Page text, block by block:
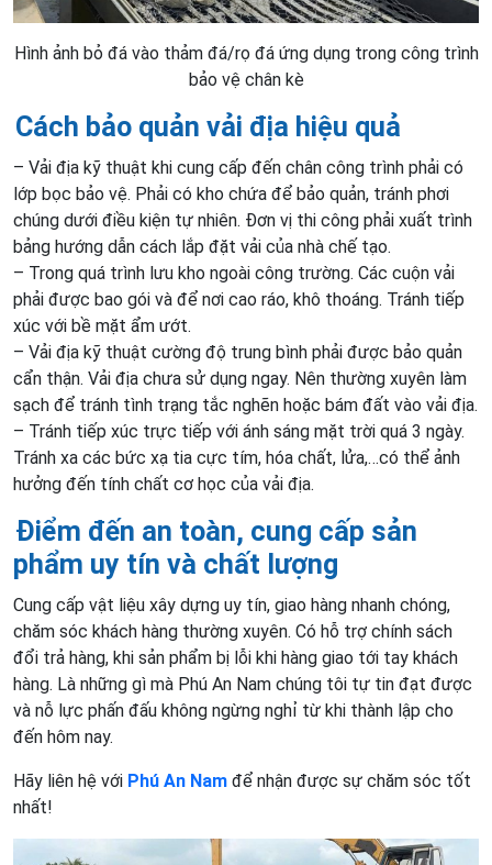
Hình ảnh bỏ đá vào thảm đá/rọ đá ứng dụng trong công trình
bảo vệ chân kè
Cách bảo quản vải địa hiệu quả
– Vải địa kỹ thuật khi cung cấp đến chân công trình phải có
lớp bọc bảo vệ. Phải có kho chứa để bảo quản, tránh phơi
chúng dưới điều kiện tự nhiên. Đơn vị thi công phải xuất trình
bảng hướng dẫn cách lắp đặt vải của nhà chế tạo.
– Trong quá trình lưu kho ngoài công trường. Các cuộn vải
phải được bao gói và để nơi cao ráo, khô thoáng. Tránh tiếp
xúc với bề mặt ẩm ướt.
– Vải địa kỹ thuật cường độ trung bình phải được bảo quản
cẩn thận. Vải địa chưa sử dụng ngay. Nên thường xuyên làm
sạch để tránh tình trạng tắc nghẽn hoặc bám đất vào vải địa.
– Tránh tiếp xúc trực tiếp với ánh sáng mặt trời quá 3 ngày.
Tránh xa các bức xạ tia cực tím, hóa chất, lửa,…có thể ảnh
hưởng đến tính chất cơ học của vải địa.
Điểm đến an toàn, cung cấp sản
phẩm uy tín và chất lượng
Cung cấp vật liệu xây dựng uy tín, giao hàng nhanh chóng,
chăm sóc khách hàng thường xuyên. Có hỗ trợ chính sách
đổi trả hàng, khi sản phẩm bị lỗi khi hàng giao tới tay khách
hàng. Là những gì mà Phú An Nam chúng tôi tự tin đạt được
và nỗ lực phấn đấu không ngừng nghỉ từ khi thành lập cho
đến hôm nay.
Hãy liên hệ với Phú An Nam để nhận được sự chăm sóc tốt
nhất!